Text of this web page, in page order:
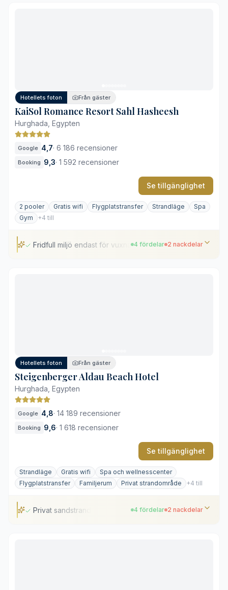
Hotellets foton Från gäster
KaiSol Romance Resort Sahl Hasheesh
Hurghada, Egypten
Google 4,7· 6 186 recensioner
Booking 9,3· 1 592 recensioner
Se tillgänglighet
2 pooler Gratis wifi Flygplatstransfer Strandläge
Spa
Gym
+4 till
Fridfull miljö endast för vuxna 4 fördelar 2 nackdelar
Hotellets foton Från gäster
Steigenberger Aldau Beach Hotel
Hurghada, Egypten
Google 4,8· 14 189 recensioner
Booking 9,6· 1 618 recensioner
Se tillgänglighet
Strandläge Gratis wifi
Spa och wellnesscenter
Flygplatstransfer
Familjerum Privat strandområde +4 till
Privat sandstrand 4 fördelar 2 nackdelar